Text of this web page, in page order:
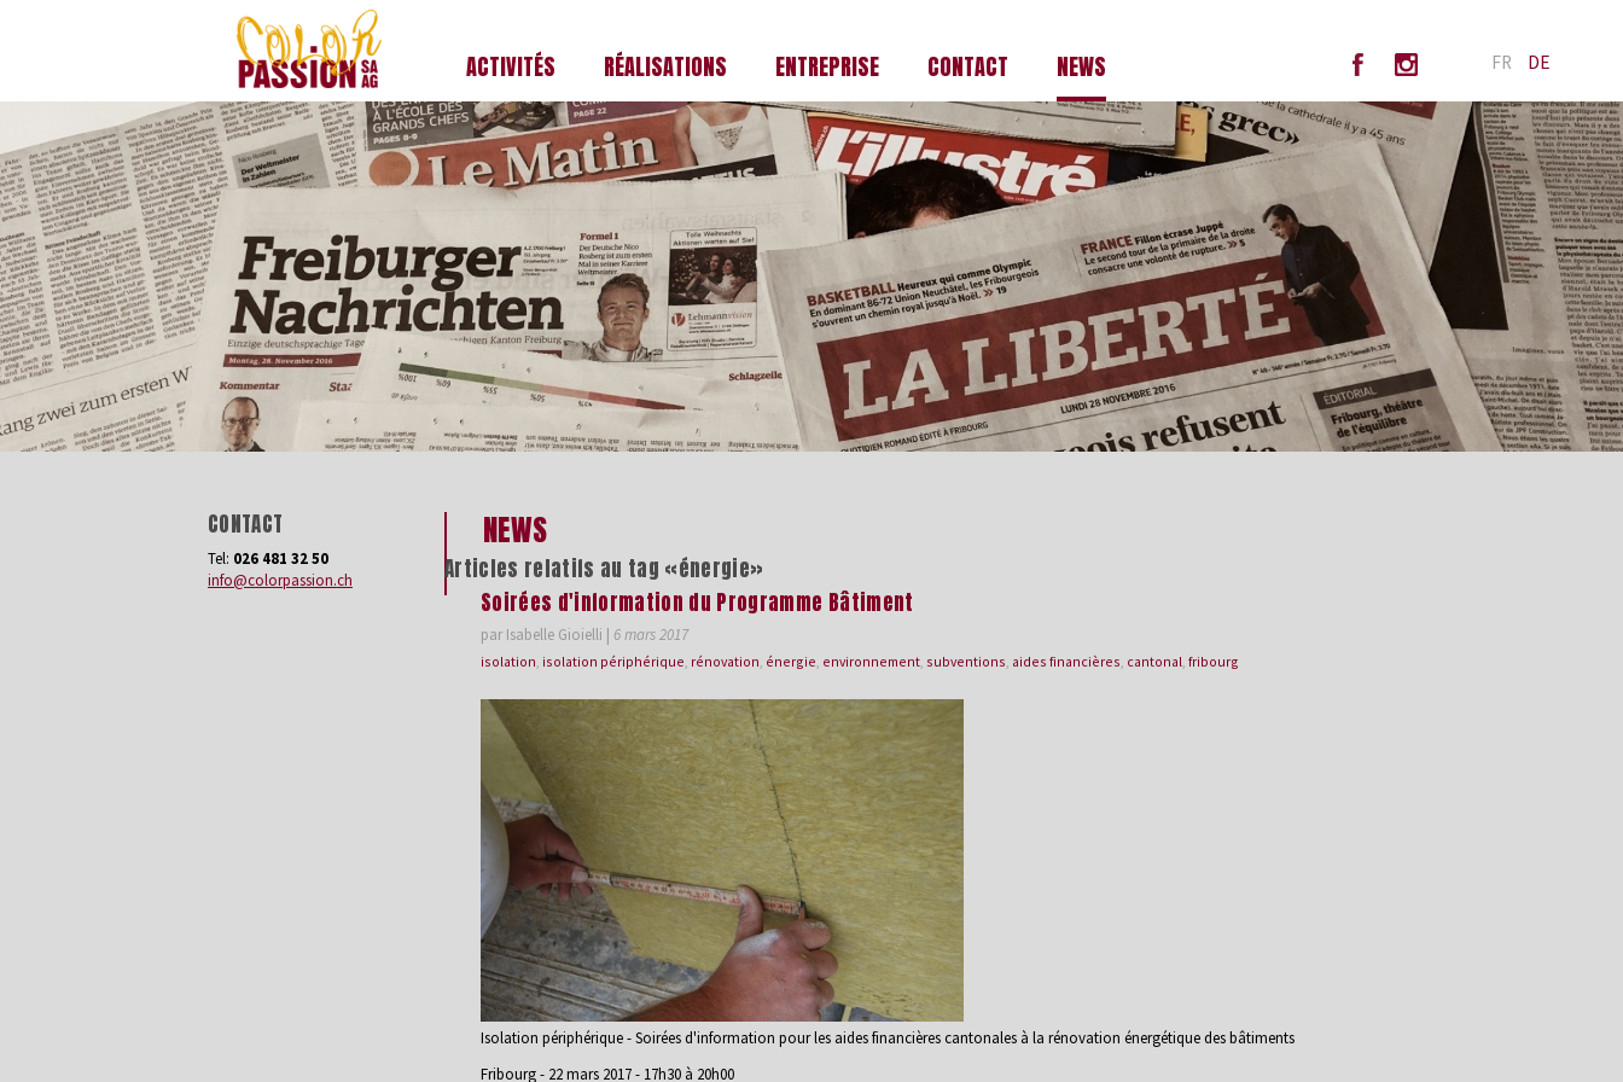
colorpassion.ch
FR DE
ACTIVITÉS RÉALISATIONS ENTREPRISE CONTACT NEWS
CONTACT
Tel: 026 481 32 50
info@colorpassion.ch
NEWS
Articles relatifs au tag «énergie»
Soirées d'information du Programme Bâtiment
par Isabelle Gioielli | 6 mars 2017
isolation, isolation périphérique, rénovation, énergie, environnement, subventions, aides financières, cantonal, fribourg
Isolation périphérique - Soirées d'information pour les aides financières cantonales à la rénovation énergétique des bâtiments
Fribourg - 22 mars 2017 - 17h30 à 20h00